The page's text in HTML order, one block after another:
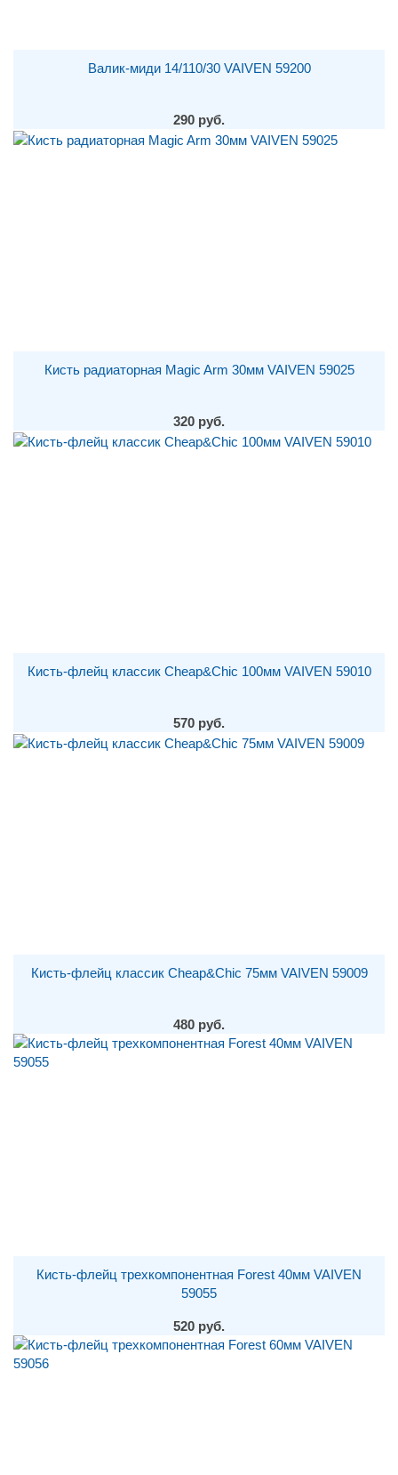
Валик-миди 14/110/30 VAIVEN 59200
290 руб.
Кисть радиаторная Magic Arm 30мм VAIVEN 59025
320 руб.
Кисть-флейц классик Cheap&Chic 100мм VAIVEN 59010
570 руб.
Кисть-флейц классик Cheap&Chic 75мм VAIVEN 59009
480 руб.
Кисть-флейц трехкомпонентная Forest 40мм VAIVEN
59055
520 руб.